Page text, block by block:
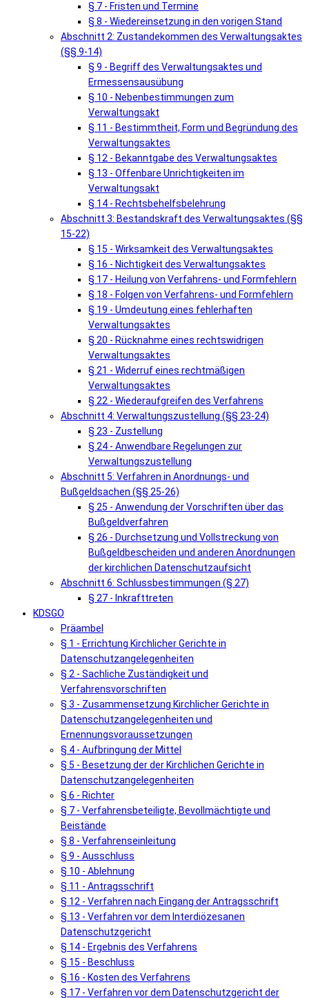
§ 7 - Fristen und Termine
§ 8 - Wiedereinsetzung in den vorigen Stand
Abschnitt 2: Zustandekommen des Verwaltungsaktes
(§§ 9-14)
§ 9 - Begriff des Verwaltungsaktes und
Ermessensausübung
§ 10 - Nebenbestimmungen zum
Verwaltungsakt
§ 11 - Bestimmtheit, Form und Begründung des
Verwaltungsaktes
§ 12 - Bekanntgabe des Verwaltungsaktes
§ 13 - Offenbare Unrichtigkeiten im
Verwaltungsakt
§ 14 - Rechtsbehelfsbelehrung
Abschnitt 3: Bestandskraft des Verwaltungsaktes (§§
15-22)
§ 15 - Wirksamkeit des Verwaltungsaktes
§ 16 - Nichtigkeit des Verwaltungsaktes
§ 17 - Heilung von Verfahrens- und Formfehlern
§ 18 - Folgen von Verfahrens- und Formfehlern
§ 19 - Umdeutung eines fehlerhaften
Verwaltungsaktes
§ 20 - Rücknahme eines rechtswidrigen
Verwaltungsaktes
§ 21 - Widerruf eines rechtmäßigen
Verwaltungsaktes
§ 22 - Wiederaufgreifen des Verfahrens
Abschnitt 4: Verwaltungszustellung (§§ 23-24)
§ 23 - Zustellung
§ 24 - Anwendbare Regelungen zur
Verwaltungszustellung
Abschnitt 5: Verfahren in Anordnungs- und
Bußgeldsachen (§§ 25-26)
§ 25 - Anwendung der Vorschriften über das
Bußgeldverfahren
§ 26 - Durchsetzung und Vollstreckung von
Bußgeldbescheiden und anderen Anordnungen
der kirchlichen Datenschutzaufsicht
Abschnitt 6: Schlussbestimmungen (§ 27)
§ 27 - Inkrafttreten
KDSGO
Präambel
§ 1 - Errichtung Kirchlicher Gerichte in
Datenschutzangelegenheiten
§ 2 - Sachliche Zuständigkeit und
Verfahrensvorschriften
§ 3 - Zusammensetzung Kirchlicher Gerichte in
Datenschutzangelegenheiten und
Ernennungsvoraussetzungen
§ 4 - Aufbringung der Mittel
§ 5 - Besetzung der der Kirchlichen Gerichte in
Datenschutzangelegenheiten
§ 6 - Richter
§ 7 - Verfahrensbeteiligte, Bevollmächtigte und
Beistände
§ 8 - Verfahrenseinleitung
§ 9 - Ausschluss
§ 10 - Ablehnung
§ 11 - Antragsschrift
§ 12 - Verfahren nach Eingang der Antragsschrift
§ 13 - Verfahren vor dem Interdiözesanen
Datenschutzgericht
§ 14 - Ergebnis des Verfahrens
§ 15 - Beschluss
§ 16 - Kosten des Verfahrens
§ 17 - Verfahren vor dem Datenschutzgericht der